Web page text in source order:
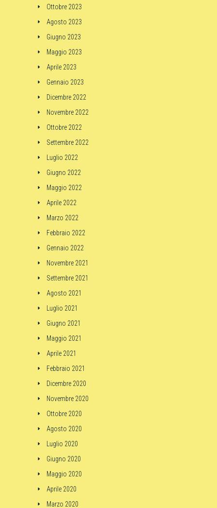
Ottobre 2023
Agosto 2023
Giugno 2023
Maggio 2023
Aprile 2023
Gennaio 2023
Dicembre 2022
Novembre 2022
Ottobre 2022
Settembre 2022
Luglio 2022
Giugno 2022
Maggio 2022
Aprile 2022
Marzo 2022
Febbraio 2022
Gennaio 2022
Novembre 2021
Settembre 2021
Agosto 2021
Luglio 2021
Giugno 2021
Maggio 2021
Aprile 2021
Febbraio 2021
Dicembre 2020
Novembre 2020
Ottobre 2020
Agosto 2020
Luglio 2020
Giugno 2020
Maggio 2020
Aprile 2020
Marzo 2020